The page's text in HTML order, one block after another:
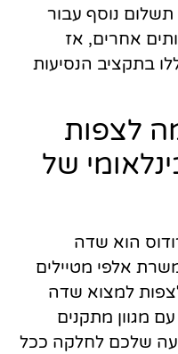
תשלום נוסף עבור
אחרים, אז
בתקציב הנסיעות
לצפות
של
הוא שדה
אלפי מטיילים
למצוא שדה
מגוון מתקנים
שלכם לחלקה ככל